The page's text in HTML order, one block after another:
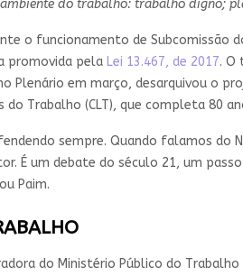
do trabalho: trabalho digno;
o funcionamento de Subcomissão
promovida pela Lei 13.467, de 2017. O
Plenário em março, desarquivou o
Trabalho (CLT), que completa 80
sempre. Quando falamos
É um debate do século 21, um
Paim.
do Ministério Público do